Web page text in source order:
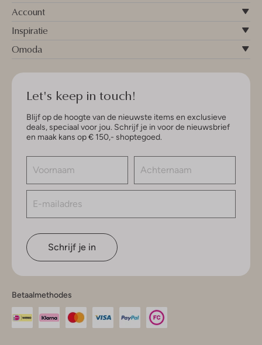
Account
Inspiratie
Omoda
Let's keep in touch!
Blijf op de hoogte van de nieuwste items en exclusieve
deals, speciaal voor jou. Schrijf je in voor de nieuwsbrief
en maak kans op € 150,- shoptegoed.
Schrijf je in
Betaalmethodes